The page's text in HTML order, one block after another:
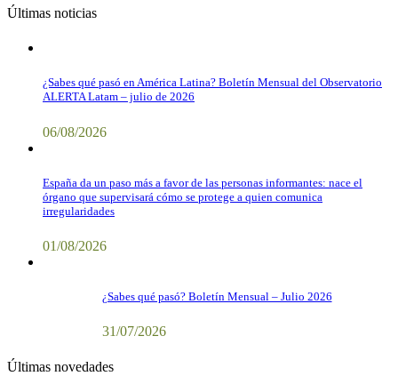
Últimas noticias
¿Sabes qué pasó en América Latina? Boletín Mensual del Observatorio
ALERTA Latam – julio de 2026
06/08/2026
España da un paso más a favor de las personas informantes: nace el
órgano que supervisará cómo se protege a quien comunica
irregularidades
01/08/2026
¿Sabes qué pasó? Boletín Mensual – Julio 2026
31/07/2026
Últimas novedades